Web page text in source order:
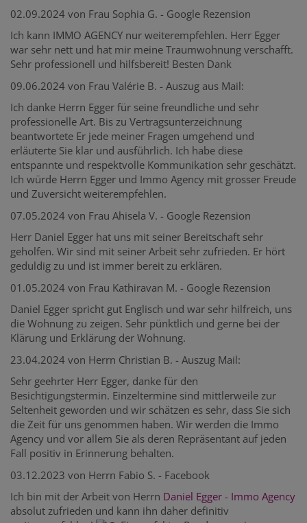
02.09.2024 von Frau Sophia G. - Google Rezension
Ich kann IMMO AGENCY nur weiterempfehlen. Herr Egger
war sehr nett und hat mir meine Traumwohnung verschafft.
Sehr professionell und hilfsbereit! Besten Dank
09.06.2024 von Frau Valérie B. - Auszug aus Mail:
Ich danke Herrn Egger für seine freundliche und sehr
professionelle Art. Bis zu Vertragsunterzeichnung
beantwortete Er jede meiner Fragen umgehend und
erläuterte Sie klar und ausführlich. Ich habe diese
entspannte und respektvolle Kommunikation sehr geschätzt.
Ich würde Herrn Egger und Immo Agency mit grosser Freude
und Zuversicht weiterempfehlen.
07.05.2024 von Frau Ahisela V. - Google Rezension
Herr Daniel Egger hat uns mit seiner Bereitschaft sehr
geholfen. Wir sind mit seiner Arbeit sehr zufrieden. Er hört
geduldig zu und ist immer bereit zu erklären.
01.05.2024 von Frau Kathiravan M. - Google Rezension
Daniel Egger spricht gut Englisch und war sehr hilfreich, uns
die Wohnung zu zeigen. Sehr pünktlich und gerne bei der
Klärung und Erklärung der Wohnung.
23.04.2024 von Herrn Christian B. - Auszug Mail:
Sehr geehrter Herr Egger, danke für den
Besichtigungstermin. Einzeltermine sind mittlerweile zur
Seltenheit geworden und wir schätzen es sehr, dass Sie sich
die Zeit für uns genommen haben. Wir werden die Immo
Agency und vor allem Sie als deren Repräsentant auf jeden
Fall positiv in Erinnerung behalten.
03.12.2023 von Herrn Fabio S. - Facebook
Ich bin mit der Arbeit von Herrn Daniel Egger - Immo Agency
absolut zufrieden und kann ihn daher definitiv